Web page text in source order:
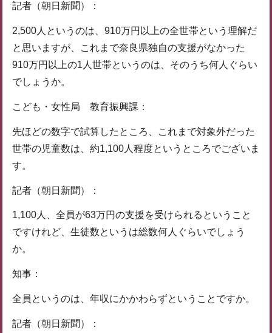
記者（朝日新聞）：
2,500人というのは、910万円以上の全世帯という理解だ
と思いますが、これまで奈良県独自の支援がなかった
910万円以上の1人世帯というのは、そのうち何人ぐらい
でしょうか。
こども・女性局 教育振興課：
先ほどの数字で試算したところ、これまで対象外だった
世帯の児童数は、約1,100人程度というところでございま
す。
記者（朝日新聞）：
1,100人、全員が63万円の支援を受けられるということ
ですけれど、生徒数というは総数何人ぐらいでしょう
か。
知事：
全員というのは、年収にかかわらずということですか。
記者（朝日新聞）：